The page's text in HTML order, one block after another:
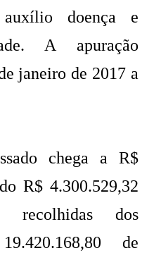
doença e
A apuração
janeiro de 2017 a
chega a R$
R$ 4.300.529,32
recolhidas dos
de